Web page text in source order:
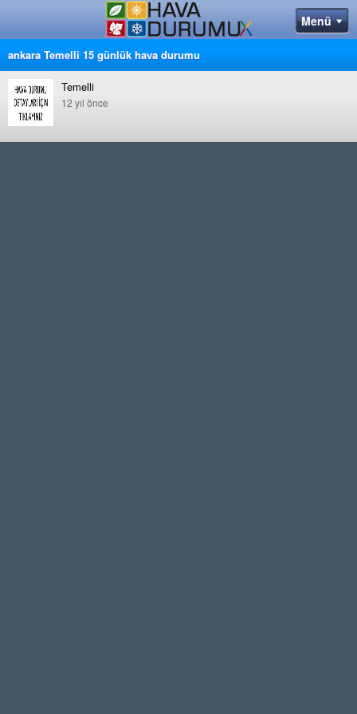
ankara Temelli 15 günlük hava durumu
Temelli
12 yıl önce